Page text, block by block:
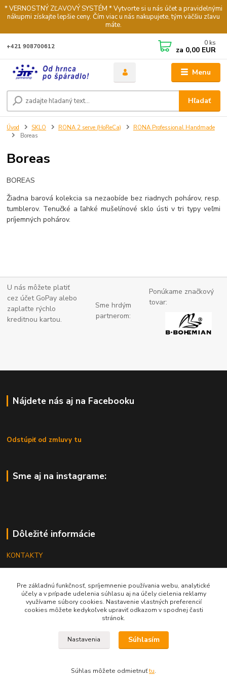
* VERNOSTNÝ ZĽAVOVÝ SYSTÉM * Vytvorte si u nás účet a pravidelnými
nákupmi získajte lepšie ceny. Čím viac u nás nakupujete, tým väčšiu zľavu
máte.
Menu
Hľadať
+421 908700612 0 ks
za 0,00 EUR
Úvod SKLO RONA 2 serve (HoReCa)
RONA Professional Handmade
Boreas
Boreas
BOREAS
Žiadna barová kolekcia sa nezaobíde bez riadnych pohárov, resp.
tumblerov. Tenučké a ľahké mušelínové sklo ústi v tri typy veľmi
príjemných pohárov.
U nás môžete platiť
cez účet GoPay alebo
zaplaťte rýchlo
kreditnou kartou.
Sme hrdým
partnerom:
Ponúkame značkový
tovar:
Nájdete nás aj na Facebooku
Odstúpiť od zmluvy tu
Sme aj na instagrame:
Dôležité informácie
KONTAKTY
REKLAMÁCIE
KATALÓGY
Pre základnú funkčnosť, spríjemnenie používania webu, analytické
účely a v prípade udelenia súhlasu aj na účely cielenia reklamy
využívame súbory cookies. Nastavenie vlastných preferencií
cookies môžete kedykoľvek upraviť odkazom v spodnej časti
stránok.
Nastavenia Súhlasím
Súhlas môžete odmietnuťtu.